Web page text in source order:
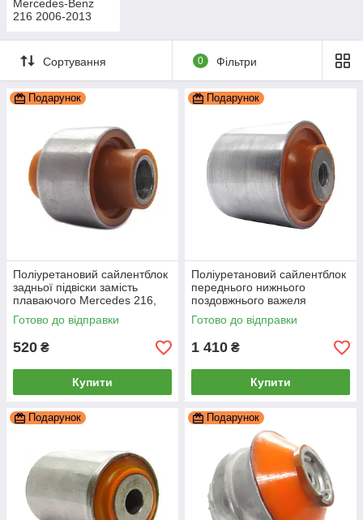
Mercedes-Benz
216 2006-2013
Сортування 0 Фільтри
Подарунок
Поліуретановий сайлентблок
задньої підвіски замість
плаваючого Mercedes 216,
PP-0116a
Готово до відправки
520 ₴
Купити
Подарунок
Поліуретановий сайлентблок
переднього нижнього
поздовжнього важеля
Mercedes 216, PP-1008c
Готово до відправки
1 410 ₴
Купити
Подарунок Подарунок